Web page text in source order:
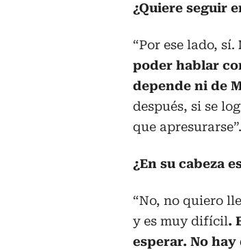
¿Quiere seguir
“Por ese lado, sí.
poder hablar
depende ni de
después, si se
que apresurarse”.
¿En su cabeza
“No, no quiero
y es muy difícil.
esperar. No